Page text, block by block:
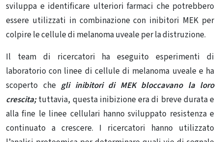
sviluppa e identificare ulteriori farmaci che potrebbero
essere utilizzati in combinazione con inibitori MEK per
colpire le cellule di melanoma uveale per la distruzione.
Il team di ricercatori ha eseguito esperimenti di
laboratorio con linee di cellule di melanoma uveale e ha
scoperto che gli inibitori di MEK bloccavano la loro
crescita;tuttavia, questa inibizione era di breve durata e
alla fine le linee cellulari hanno sviluppato resistenza e
continuato a crescere. I ricercatori hanno utilizzato